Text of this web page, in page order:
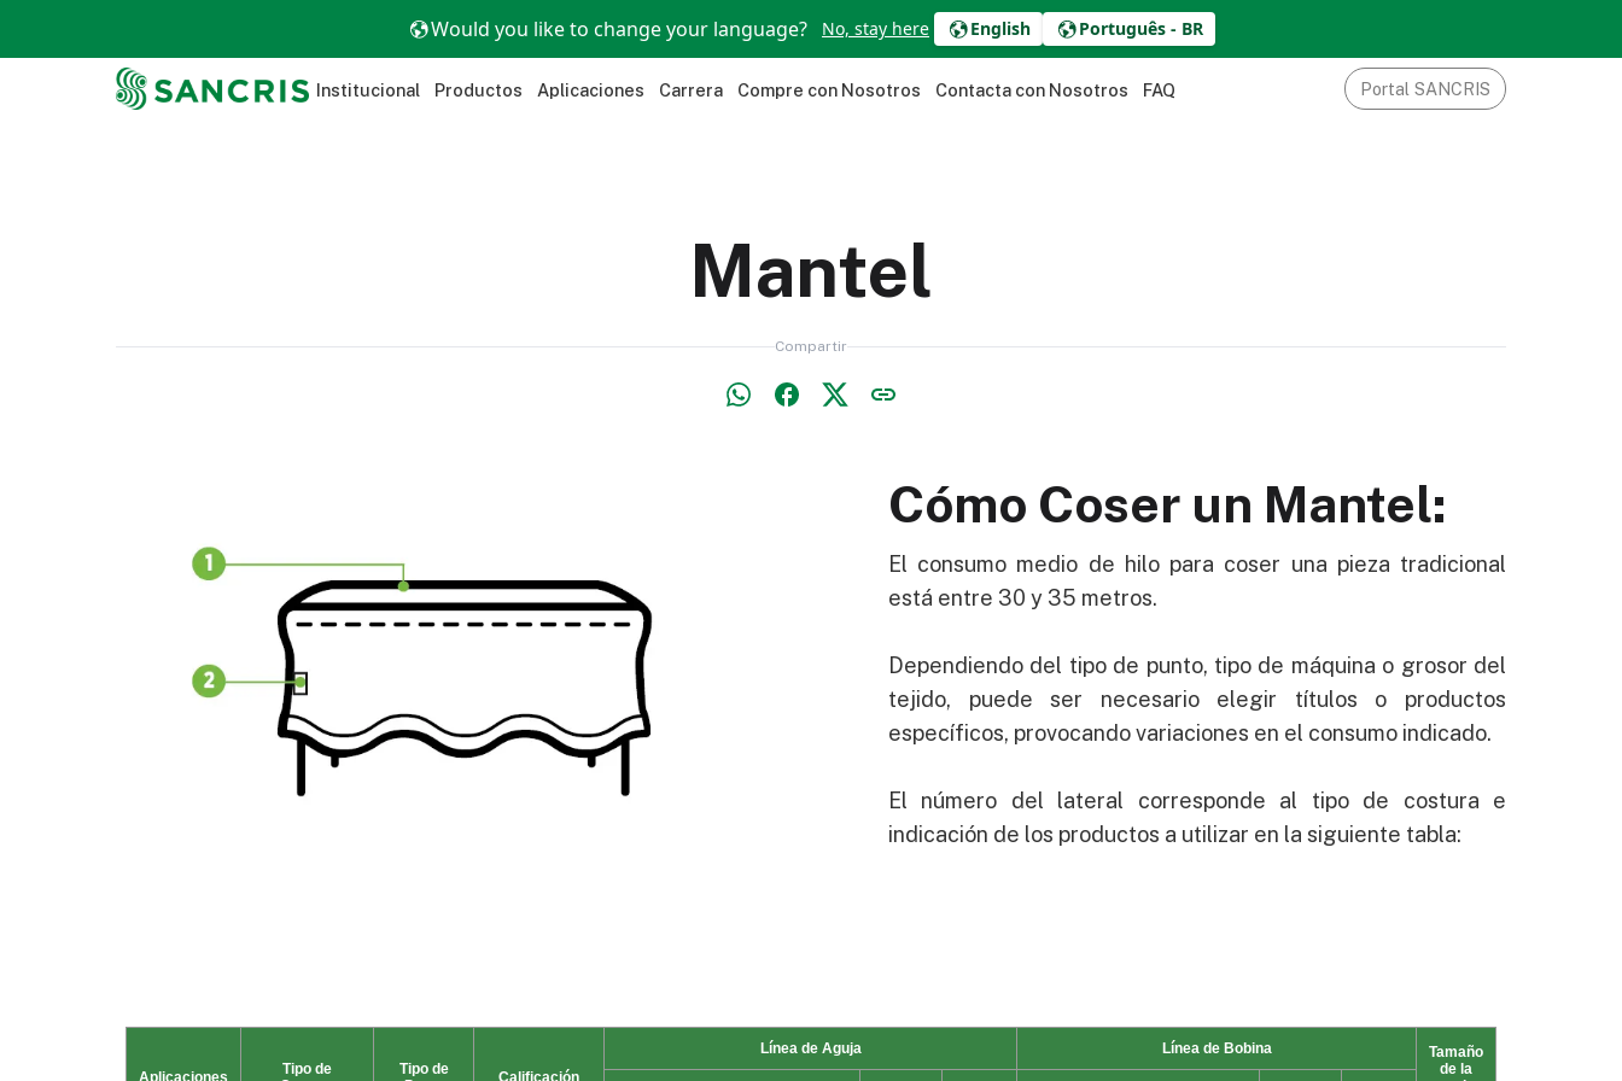
Would you like to change your language? No, stay here English Português - BR
Institucional Productos Aplicaciones Carrera Compre con Nosotros Contacta con Nosotros FAQ Portal SANCRIS
Mantel
Compartir
Cómo Coser un Mantel:
El consumo medio de hilo para coser una pieza tradicional
está entre 30 y 35 metros.
Dependiendo del tipo de punto, tipo de máquina o grosor del
tejido, puede ser necesario elegir títulos o productos
específicos, provocando variaciones en el consumo indicado.
El número del lateral corresponde al tipo de costura e
indicación de los productos a utilizar en la siguiente tabla: